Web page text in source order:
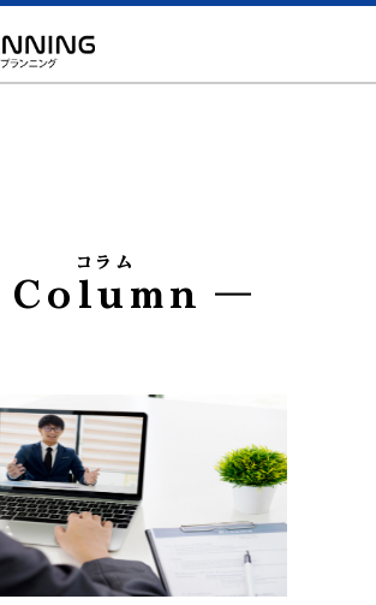
コラム
Column